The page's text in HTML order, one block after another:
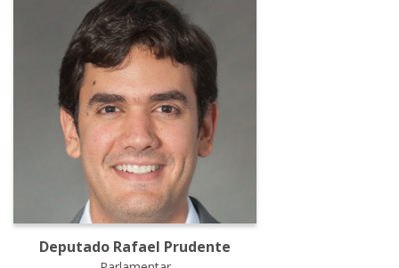
Deputado Rafael Prudente